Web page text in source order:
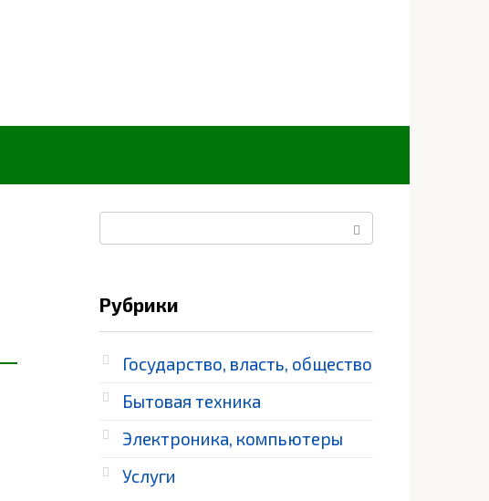
Рубрики
Государство, власть, общество
Бытовая техника
Электроника, компьютеры
Услуги